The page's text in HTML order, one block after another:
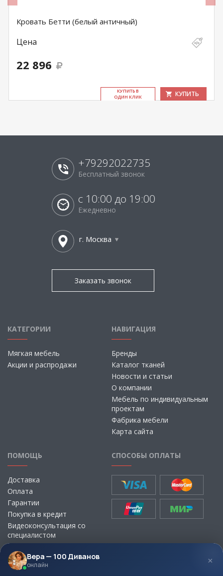
Кровать Бетти (белый античный)
Цена
22 896
КУ­ПИТЬ В
ОДИН КЛИК
КУПИТЬ
+79292022735
Бесплатный звонок
с 10:00 до 19:00
Ежедневно
г. Москва
Заказать звонок
КАТЕГОРИИ
Мягкая мебель
Акции и распродажи
НАВИГАЦИЯ
Бренды
Каталог тканей
Новости и статьи
О компании
Мебель по индивидуальным
проектам
Фабрика мебели
Карта сайта
ПОМОЩЬ
Доставка
Оплата
Гарантии
Покупка в кредит
Видеоконсультация со
специалистом
Выбор ткани для мебели без
визита в магазин
СПОСОБЫ ОПЛАТЫ
Вера — 100 Диванов
онлайн ×